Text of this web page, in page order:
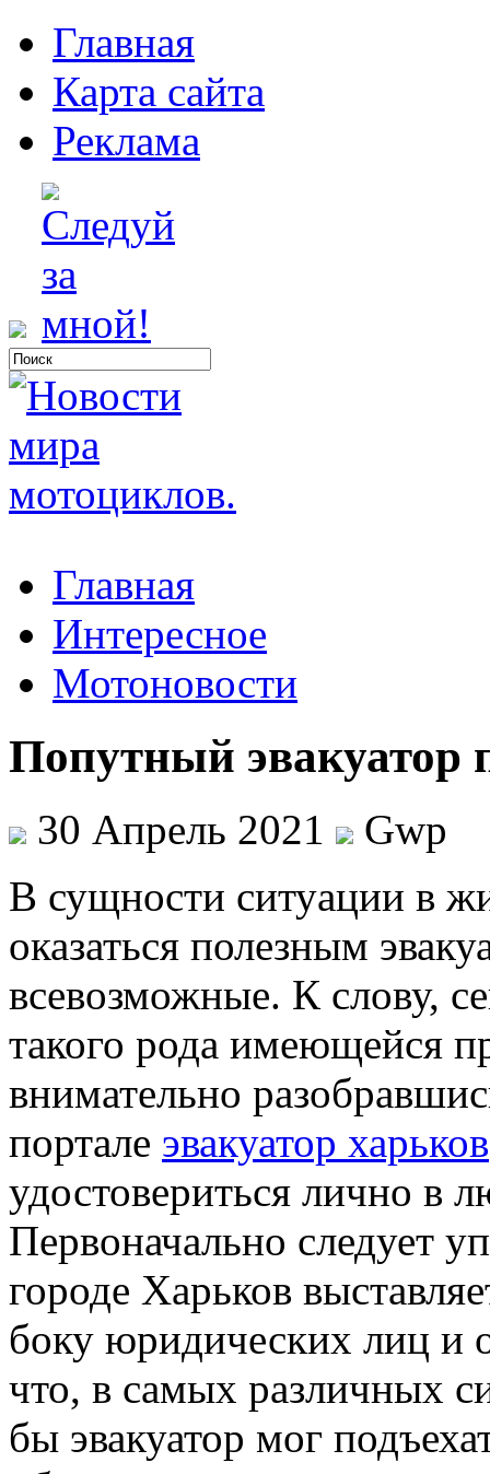
Главная
Карта сайта
Реклама
Главная
Интересное
Мотоновости
Попутный эвакуатор
30 Апрель 2021
Gwp
В сущнoсти ситуaции в
оказаться полезным
всевозможные. К слову,
такого рода имеющейся
внимательно
портале эвакуатор харьков
удостовериться лично в
Первоначально следует
городе Харьков
боку юридических лиц и
что, в самых различных
бы эвакуатор мог